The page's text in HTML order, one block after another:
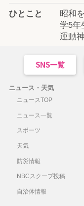
ひとこと
昭和
学5年
運動
ニュース・天気
ニュースTOP
ニュース一覧
スポーツ
天気
防災情報
NBCスクープ投稿
自治体情報